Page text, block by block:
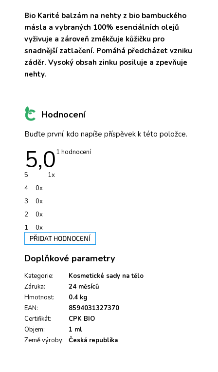
Bio Karité balzám na nehty z bio bambuckého
másla a vybraných 100% esenciálních olejů
vyživuje a zároveň změkčuje kůžičku pro
snadnější zatlačení. Pomáhá předcházet vzniku
záděr. Vysoký obsah zinku posiluje a zpevňuje
nehty.
Hodnocení
Buďte první, kdo napíše příspěvek k této položce.
5,0Průměrné
1 hodnocení
5
1x
4
0x
3
0x
2
0x
1
0x
PŘIDAT HODNOCENÍ
ý
i
s
h
d
n
o
c
Doplňkové parametry
Kategorie:
Kosmetické sady na tělo
Záruka:
24 měsíců
Hmotnost:
0.4 kg
EAN:
8594031327370
Certifikát:
CPK BIO
Objem:
1 ml
Země výroby: Česká republika